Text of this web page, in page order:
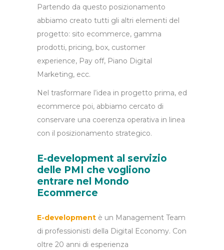
Partendo da questo posizionamento
abbiamo creato tutti gli altri elementi del
progetto: sito ecommerce, gamma
prodotti, pricing, box, customer
experience, Pay off, Piano Digital
Marketing, ecc.
Nel trasformare l’idea in progetto prima, ed
ecommerce poi, abbiamo cercato di
conservare una coerenza operativa in linea
con il posizionamento strategico.
E-development al servizio
delle PMI che vogliono
entrare nel Mondo
Ecommerce
E-development è un Management Team
di professionisti della Digital Economy. Con
oltre 20 anni di esperienza